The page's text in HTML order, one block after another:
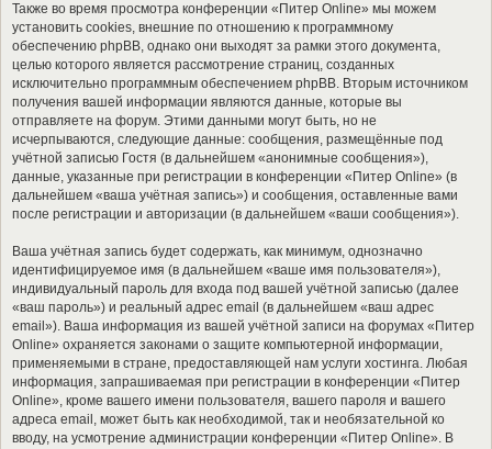
Также во время просмотра конференции «Питер Online» мы можем
установить cookies, внешние по отношению к программному
обеспечению phpBB, однако они выходят за рамки этого документа,
целью которого является рассмотрение страниц, созданных
исключительно программным обеспечением phpBB. Вторым источником
получения вашей информации являются данные, которые вы
отправляете на форум. Этими данными могут быть, но не
исчерпываются, следующие данные: сообщения, размещённые под
учётной записью Гостя (в дальнейшем «анонимные сообщения»),
данные, указанные при регистрации в конференции «Питер Online» (в
дальнейшем «ваша учётная запись») и сообщения, оставленные вами
после регистрации и авторизации (в дальнейшем «ваши сообщения»).
Ваша учётная запись будет содержать, как минимум, однозначно
идентифицируемое имя (в дальнейшем «ваше имя пользователя»),
индивидуальный пароль для входа под вашей учётной записью (далее
«ваш пароль») и реальный адрес email (в дальнейшем «ваш адрес
email»). Ваша информация из вашей учётной записи на форумах «Питер
Online» охраняется законами о защите компьютерной информации,
применяемыми в стране, предоставляющей нам услуги хостинга. Любая
информация, запрашиваемая при регистрации в конференции «Питер
Online», кроме вашего имени пользователя, вашего пароля и вашего
адреса email, может быть как необходимой, так и необязательной ко
вводу, на усмотрение администрации конференции «Питер Online». В